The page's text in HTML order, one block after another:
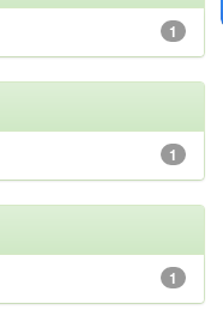
1
1
1